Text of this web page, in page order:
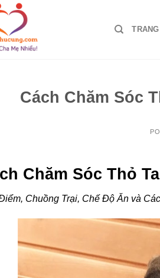
Cách Chăm Sóc
Chăm Sóc Thỏ
Chuồng Trại, Chế Độ Ăn và